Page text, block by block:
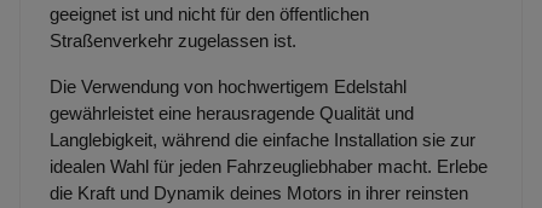
geeignet ist und nicht für den öffentlichen
Straßenverkehr zugelassen ist.
Die Verwendung von hochwertigem Edelstahl
gewährleistet eine herausragende Qualität und
Langlebigkeit, während die einfache Installation sie zur
idealen Wahl für jeden Fahrzeugliebhaber macht. Erlebe
die Kraft und Dynamik deines Motors in ihrer reinsten